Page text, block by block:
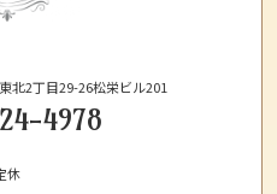
北2丁目29-26松栄ビル201
4978
休